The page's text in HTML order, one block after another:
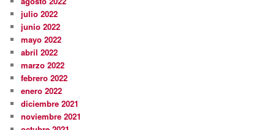
julio 2022
junio 2022
mayo 2022
abril 2022
marzo 2022
febrero 2022
enero 2022
diciembre 2021
noviembre 2021